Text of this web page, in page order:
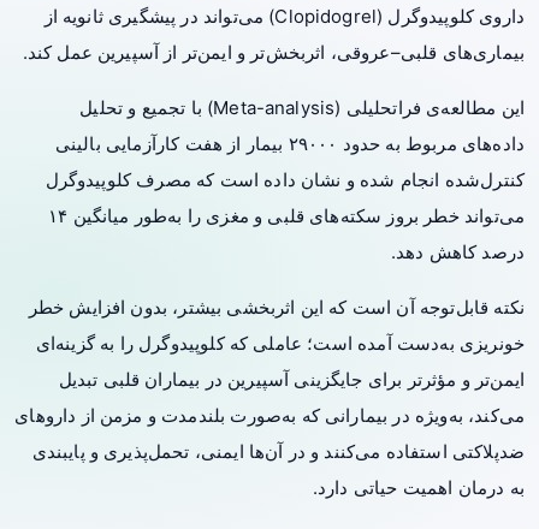
داروی کلوپیدوگرل (Clopidogrel) می‌تواند در پیشگیری ثانویه از
بیماری‌های قلبی–عروقی، اثربخش‌تر و ایمن‌تر از آسپیرین عمل کند.
این مطالعه‌ی فراتحلیلی (Meta-analysis) با تجمیع و تحلیل
داده‌های مربوط به حدود ۲۹۰۰۰ بیمار از هفت کارآزمایی بالینی
کنترل‌شده انجام شده و نشان داده است که مصرف کلوپیدوگرل
می‌تواند خطر بروز سکته‌های قلبی و مغزی را به‌طور میانگین ۱۴
درصد کاهش دهد.
نکته قابل‌توجه آن است که این اثربخشی بیشتر، بدون افزایش خطر
خونریزی به‌دست آمده است؛ عاملی که کلوپیدوگرل را به گزینه‌ای
ایمن‌تر و مؤثرتر برای جایگزینی آسپیرین در بیماران قلبی تبدیل
می‌کند، به‌ویژه در بیمارانی که به‌صورت بلندمدت و مزمن از داروهای
ضدپلاکتی استفاده می‌کنند و در آن‌ها ایمنی، تحمل‌پذیری و پایبندی
به درمان اهمیت حیاتی دارد.